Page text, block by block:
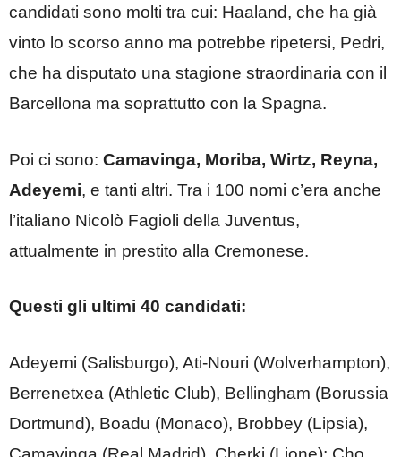
candidati sono molti tra cui: Haaland, che ha già
vinto lo scorso anno ma potrebbe ripetersi, Pedri,
che ha disputato una stagione straordinaria con il
Barcellona ma soprattutto con la Spagna.
Poi ci sono: Camavinga, Moriba, Wirtz, Reyna,
Adeyemi, e tanti altri. Tra i 100 nomi c’era anche
l’italiano Nicolò Fagioli della Juventus,
attualmente in prestito alla Cremonese.
Questi gli ultimi 40 candidati:
Adeyemi (Salisburgo), Ati-Nouri (Wolverhampton),
Berrenetxea (Athletic Club), Bellingham (Borussia
Dortmund), Boadu (Monaco), Brobbey (Lipsia),